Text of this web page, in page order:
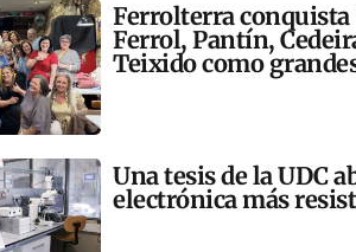
Ferrolterra conquista
Ferrol, Pantín,
Teixido como
Una tesis de la UDC
electrónica más